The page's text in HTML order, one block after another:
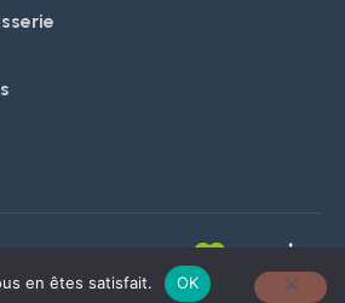
en êtes satisfait. OK